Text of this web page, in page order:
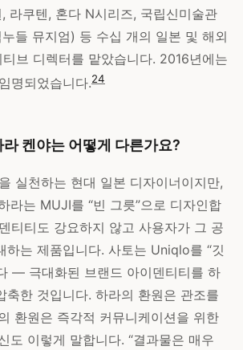
라쿠텐, 혼다 N시리즈, 국립신미술관
들 뮤지엄) 등 수십 개의 일본 및 해외
브 디렉터를 맡았습니다. 2016년에는
명되었습니다.24
켄야는 어떻게 다른가요?
실천하는 현대 일본 디자이너이지만,
라는 MUJI를 “빈 그릇”으로 디자인합
티티도 강요하지 않고 사용자가 그 공
하는 제품입니다. 사토는 Uniqlo를 “깃
— 극대화된 브랜드 아이덴티티를 하
축한 것입니다. 하라의 환원은 관조를
환원은 즉각적 커뮤니케이션을 위한
도 이렇게 말합니다. “결과물은 매우